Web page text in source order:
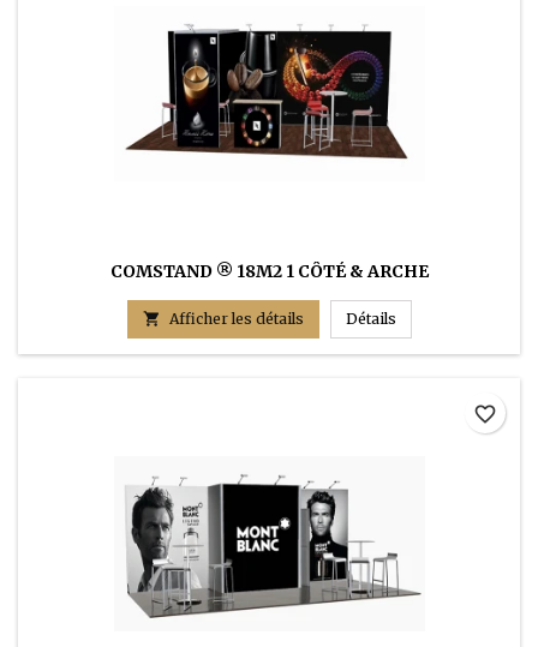
COMSTAND ® 18M2 1 CÔTÉ & ARCHE
 Afficher les détails DétailsCOMSTAND ®
favorite_border